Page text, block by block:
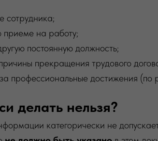
сотрудника;
на работу;
постоянную должность;
прекращения трудового
профессиональные достижения (по
делать нельзя?
категорически не